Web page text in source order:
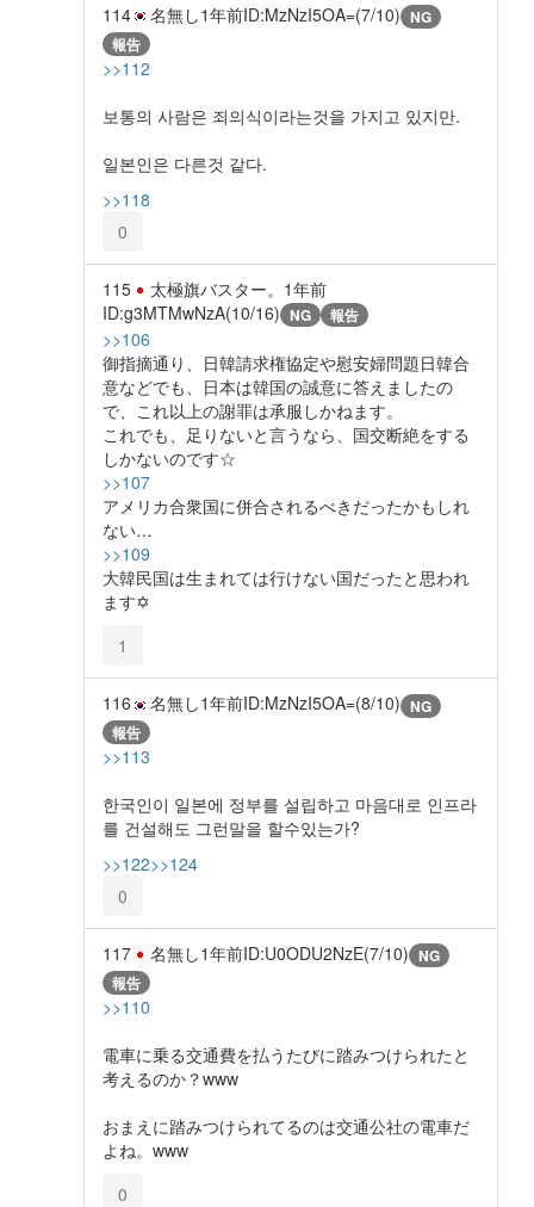
114 名無し1年前ID:MzNzI5OA=(7/10) NG
報告
>>112
보통의 사람은 죄의식이라는것을 가지고 있지만.
일본인은 다른것 같다.
>>118
0
115 太極旗バスター。 1年前
ID:g3MTMwNzA(10/16) NG 報告
>>106
御指摘通り、日韓請求権協定や慰安婦問題日韓合
意などでも、日本は韓国の誠意に答えましたの
で、これ以上の謝罪は承服しかねます。
これでも、足りないと言うなら、国交断絶をする
しかないのです☆
>>107
アメリカ合衆国に併合されるべきだったかもしれ
ない…
>>109
大韓民国は生まれては行けない国だったと思われ
ます✡
1
116 名無し1年前ID:MzNzI5OA=(8/10) NG
報告
>>113
한국인이 일본에 정부를 설립하고 마음대로 인프라
를 건설해도 그런말을 할수있는가?
>>122>>124
0
117 名無し1年前ID:U0ODU2NzE(7/10) NG
報告
>>110
電車に乗る交通費を払うたびに踏みつけられたと
考えるのか？www
おまえに踏みつけられてるのは交通公社の電車だ
よね。www
0